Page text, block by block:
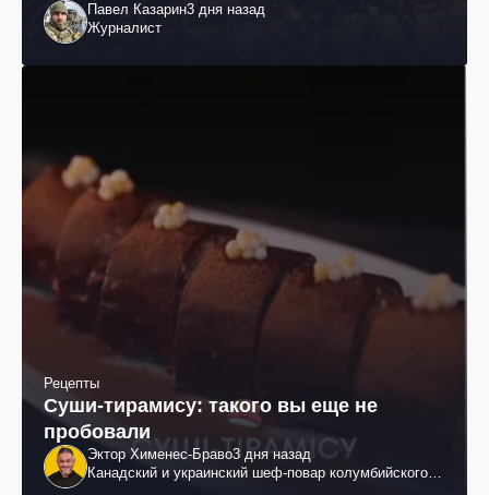
Павел Казарин3 дня назад
Журналист
Рецепты
Суши-тирамису: такого вы еще не
пробовали
Эктор Хименес-Браво3 дня назад
Канадский и украинский шеф-повар колумбийского